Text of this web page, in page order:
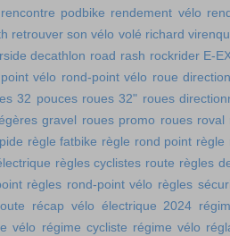
rencontre podbike rendement vélo
retrouver son vélo volé richard
decathlon road rash rockrider E-
vélo rond-point vélo roue
32 pouces roues 32" roues
gravel roues promo roues roval
règle fatbike règle rond point règle
règles cyclistes route règles
règles rond-point vélo règles
récap vélo électrique 2024
vélo régime cycliste régime vélo